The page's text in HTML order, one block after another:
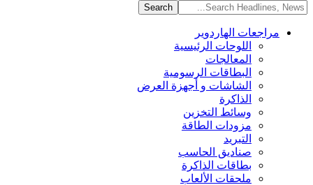
مراجعات الهاردوير
اللوحات الرئيسية
المعالجات
البطاقات الرسومية
الشاشات و أجهزة العرض
الذاكرة
وسائط التخزين
مزودات الطاقة
التبريد
صناديق الحاسب
بطاقات الذاكرة
ملحقات الألعاب